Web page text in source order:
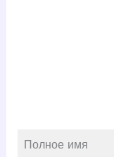
Полное имя